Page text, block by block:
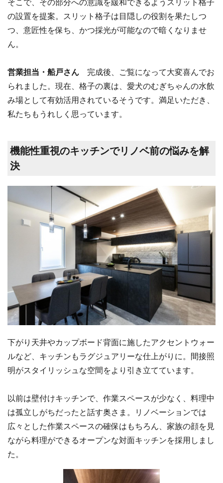
の設置を提案。スリット格子は目隠しの役割を果たしつ
つ、意匠性を保ち、かつ採光が可能なので暗くなりませ
ん。
営業担当・船戸さん 完成後、ご覧になって大変喜んでお
られました。現在、格子の裏は、愛犬のむぎちゃんの水飲
み場として有効活用されているそうです。満足いただき、
私たちもうれしく思っています。
機能性重視のキッチンでリノベ前の悩みを解
決
下がり天井やカップボード背面に施したアクセントウォー
ルなど、キッチンもラグジュアリーな仕上がりに。間接照
明がスタイリッシュな空間をより引き立てています。
以前は壁付けキッチンで、作業スペースが少なく、料理中
は孤立しがちだったと話す奥さま。リノベーションでは
広々とした作業スペースの確保はもちろん、家族の顔を見
ながら料理ができるオープンな対面キッチンを採用しまし
た。